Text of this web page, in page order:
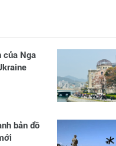
của Nga
bản đồ